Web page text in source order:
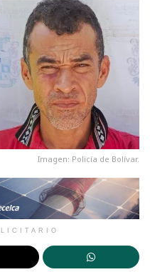
Imagen: Policía de Bolívar.